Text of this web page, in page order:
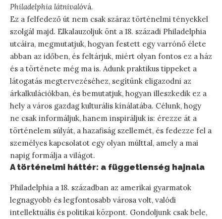
Philadelphia látnivalóvá.
Ez a felfedező út nem csak száraz történelmi tényekkel
szolgál majd. Elkalauzoljuk önt a 18. századi Philadelphia
utcáira, megmutatjuk, hogyan festett egy varrónő élete
abban az időben, és feltárjuk, miért olyan fontos ez a ház
és a története még ma is. Adunk praktikus tippeket a
látogatás megtervezéséhez, segítünk eligazodni az
árkalkulációkban, és bemutatjuk, hogyan illeszkedik ez a
hely a város gazdag kulturális kínálatába. Célunk, hogy
ne csak informáljuk, hanem inspiráljuk is: érezze át a
történelem súlyát, a hazafiság szellemét, és fedezze fel a
személyes kapcsolatot egy olyan múlttal, amely a mai
napig formálja a világot.
A történelmi háttér: a függetlenség hajnala
Philadelphia a 18. században az amerikai gyarmatok
legnagyobb és legfontosabb városa volt, valódi
intellektuális és politikai központ. Gondoljunk csak bele,